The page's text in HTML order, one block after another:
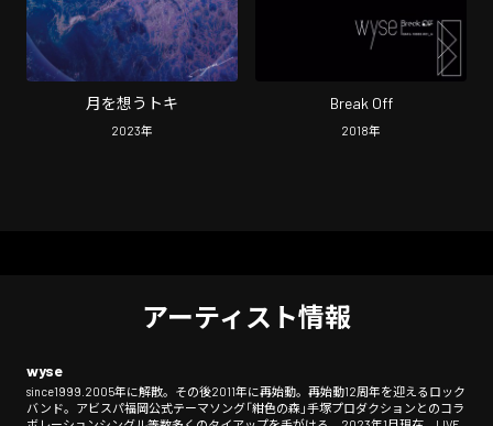
月を想うトキ
2023年
Break Off
2018年
アーティスト情報
wyse
since1999.2005年に解散。その後2011年に再始動。再始動12周年を迎えるロック
バンド。アビスパ福岡公式テーマソング「紺色の森」手塚プロダクションとのコラ